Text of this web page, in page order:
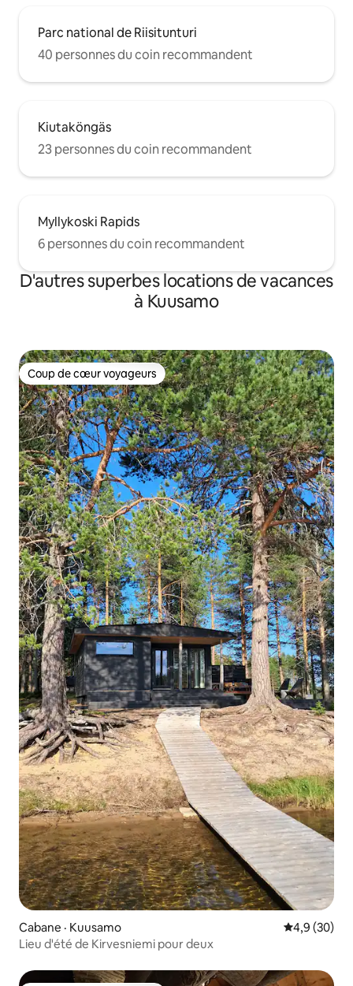
Parc national de Riisitunturi
40 personnes du coin recommandent
Kiutaköngäs
23 personnes du coin recommandent
Myllykoski Rapids
6 personnes du coin recommandent
D'autres superbes locations de vacances
à Kuusamo
Coup de cœur voyageurs
Coup de cœur voyageurs
Cabane · Kuusamo Note
4,9 (30)
Lieu d'été de Kirvesniemi pour deux